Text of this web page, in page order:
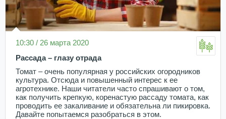
10:30 / 26 марта 2020
Рассада – глазу отрада
Томат – очень популярная у российских огородников
культура. Отсюда и повышенный интерес к ее
агротехнике. Наши читатели часто спрашивают о том,
как получить крепкую, коренастую рассаду томата, как
проводить ее закаливание и обязательна ли пикировка.
Давайте попытаемся разобраться в этом.